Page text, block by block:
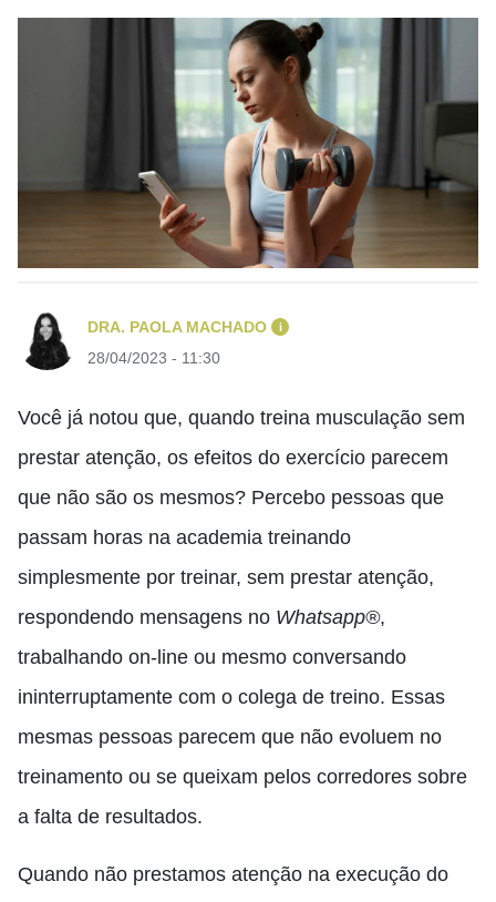
DRA. PAOLA MACHADO i
28/04/2023 - 11:30
Você já notou que, quando treina musculação sem
prestar atenção, os efeitos do exercício parecem
que não são os mesmos? Percebo pessoas que
passam horas na academia treinando
simplesmente por treinar, sem prestar atenção,
respondendo mensagens no Whatsapp®,
trabalhando on-line ou mesmo conversando
ininterruptamente com o colega de treino. Essas
mesmas pessoas parecem que não evoluem no
treinamento ou se queixam pelos corredores sobre
a falta de resultados.
Quando não prestamos atenção na execução do